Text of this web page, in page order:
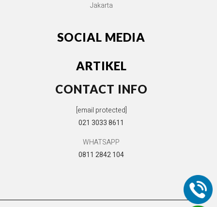
Jakarta
SOCIAL MEDIA
ARTIKEL
CONTACT INFO
[email protected]
021 3033 8611
WHATSAPP
0811 2842 104